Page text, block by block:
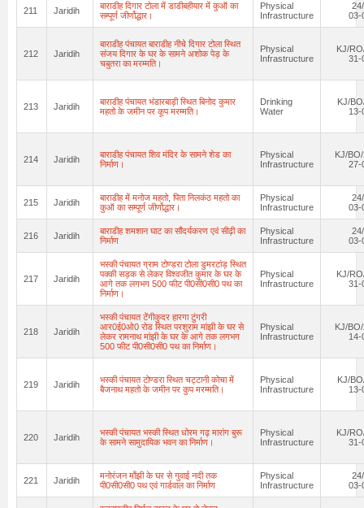
211 Jaridih
बाराडीह दिगार टोला में डाडीबहीयार में कुऑ का
सम्पूर्ण जीर्णोद्धार।
Physical
Infrastructure
03-
212 Jaridih
बाराडीह पंचायत बाराडीह नीचे दिगार टोला स्थित
संजय दिगार के घर के सामने अशोक पेड़ के
चबुतरा का मरम्मति।
Physical
Infrastructure
KJ/
31-
213 Jaridih
बाराडीह पंचायत भंडारबाड़ी स्थित बिनोद कुमार
महतो के जमीन पर कूप मरम्मति।
Drinking
Water
KJ/
13-
214 Jaridih
बाराडीह पंचायत शिव मंदिर के सामने शेड का
निर्माण।
Physical
Infrastructure
KJ/
27-
215 Jaridih
बाराडीह में मनोज महतो, पिता निलकंठ महतो का
कुऑ का सम्पूर्ण जीर्णोद्धार।
Physical
Infrastructure
03-
216 Jaridih
बाराडीह शमशान घाट का सौंदर्यकरण एवं सीढ़ी का
निर्माण
Physical
Infrastructure
03-
217 Jaridih
भस्की पंचायत ग्राम टोण्डरा टोला डुमरटांड़ स्थित
पक्की सड़क से लेकर विश्वजीत कुमार के घर के
आगे तक लगभग 500 फीट पी0सी0सी0 पथ का
निर्माण।
Physical
Infrastructure
KJ/
31-
218 Jaridih
भस्की पंचायत टेंगीकुदर हारगा टुंगरी
आर0ई0ओ0 रोड स्थित परशुराम मांझी के घर से
लेकर रामनाथ मांझी के घर के आगे तक लगभग
500 फीट पी0सी0सी0 पथ का निर्माण।
Physical
Infrastructure
KJ/
14-
219 Jaridih
भस्की पंचायत टोण्डरा स्थित चट्टानी कोचा में
बैजनाथ महतो के जमीन पर कुप मरम्मति।
Physical
Infrastructure
KJ/
13-
220 Jaridih
भस्की पंचायत भस्की स्थित धोरम गढ़ मारांग बुरू
के सामने सामुदायिक भवन का निर्माण।
Physical
Infrastructure
KJ/
31-
221 Jaridih
मनोरंजन माँझी के घर से गुवाई नदी तक
पी0सी0सी0 पथ एवं गार्डवाल का निर्माण
Physical
Infrastructure
03-